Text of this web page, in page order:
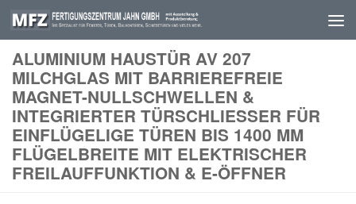
Skip to content
ALUMINIUM HAUSTÜR AV 207
MILCHGLAS MIT BARRIEREFREIE
MAGNET-NULLSCHWELLEN &
INTEGRIERTER TÜRSCHLIESSER FÜR E
INFLÜGELIGE TÜREN BIS 1400 MM F
LÜGELBREITE MIT ELEKTRISCHER F
REILAUFFUNKTION & E-ÖFFNER